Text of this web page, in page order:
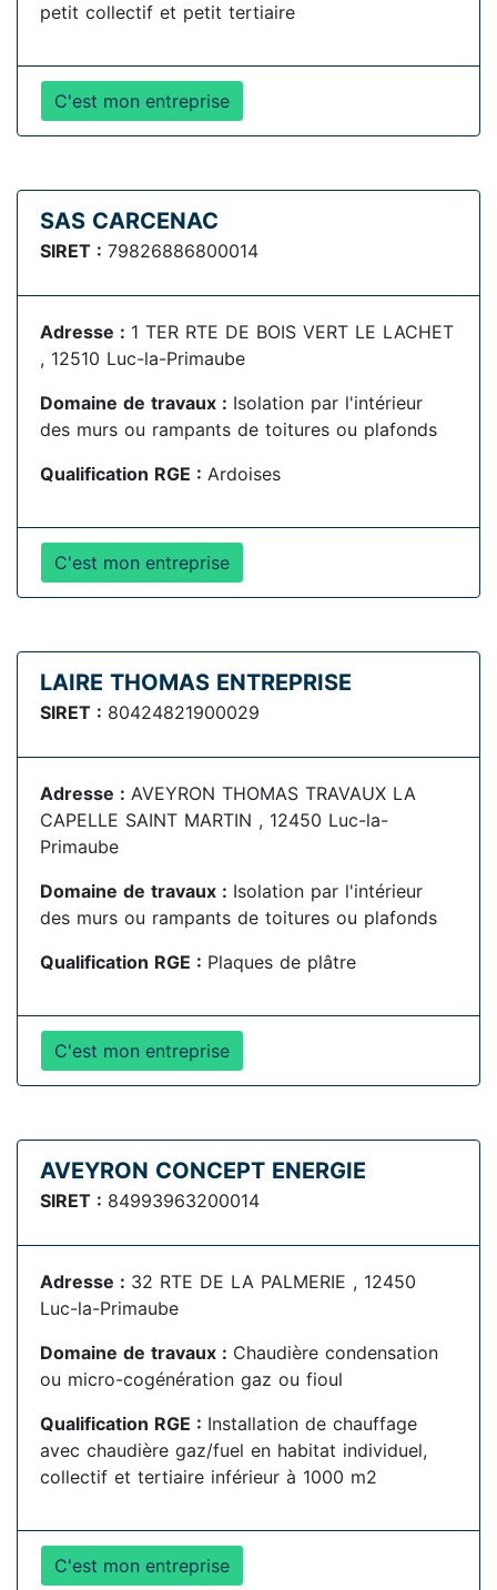
petit collectif et petit tertiaire
C'est mon entreprise
SAS CARCENAC
SIRET : 79826886800014
Adresse : 1 TER RTE DE BOIS VERT LE LACHET
, 12510 Luc-la-Primaube
Domaine de travaux : Isolation par l'intérieur
des murs ou rampants de toitures ou plafonds
Qualification RGE : Ardoises
C'est mon entreprise
LAIRE THOMAS ENTREPRISE
SIRET : 80424821900029
Adresse : AVEYRON THOMAS TRAVAUX LA
CAPELLE SAINT MARTIN , 12450 Luc-la-
Primaube
Domaine de travaux : Isolation par l'intérieur
des murs ou rampants de toitures ou plafonds
Qualification RGE : Plaques de plâtre
C'est mon entreprise
AVEYRON CONCEPT ENERGIE
SIRET : 84993963200014
Adresse : 32 RTE DE LA PALMERIE , 12450
Luc-la-Primaube
Domaine de travaux : Chaudière condensation
ou micro-cogénération gaz ou fioul
Qualification RGE : Installation de chauffage
avec chaudière gaz/fuel en habitat individuel,
collectif et tertiaire inférieur à 1000 m2
C'est mon entreprise